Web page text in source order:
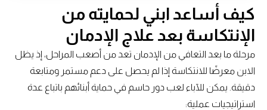
كيف أساعد ابني لحمايته من
الإنتكاسة بعد علاج الإدمان
مرحلة ما بعد التعافي من الإدمان تعد من أصعب المراحل، إذ يظل
الابن معرضًا للانتكاسة إذا لم يحصل على دعم مستمر ومتابعة
دقيقة. يمكن للآباء لعب دور حاسم في حماية أبنائهم باتباع عدة
استراتيجيات عملية: